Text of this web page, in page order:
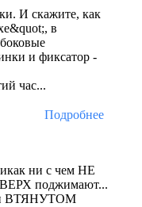
И скажите, как
в
и фиксатор -
час...
Подробнее
ни с чем НЕ
поджимают...
ВТЯНУТОМ